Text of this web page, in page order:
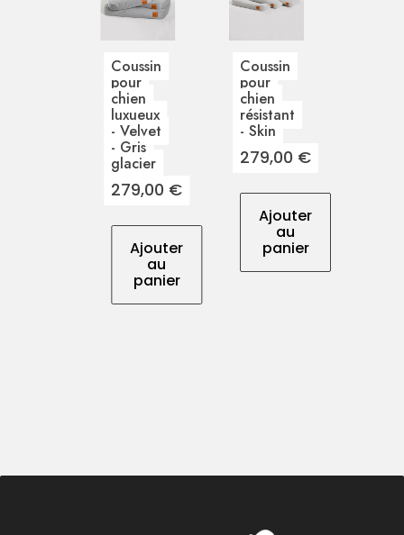
Coussin
pour
chien
luxueux
- Velvet
- Gris
glacier
Prix
279,00 €
Ajouter
au
panier
Coussin
pour
chien
résistant
- Skin
Prix
279,00 €
Ajouter
au
panier